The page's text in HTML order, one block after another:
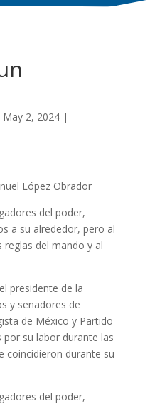
May 2, 2024|
López Obrador
del poder,
a su alrededor, pero al
del mando y al
presidente de la
y senadores de
de México y Partido
su labor durante las
coincidieron durante su
del poder,